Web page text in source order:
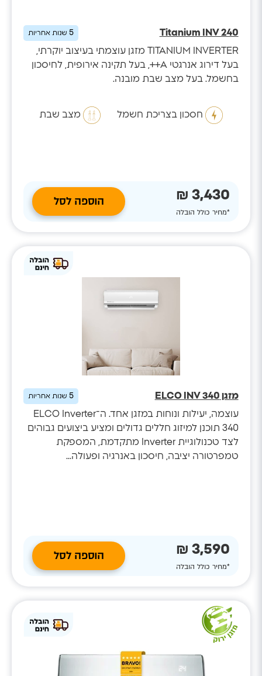
Titanium INV 240
5שנות אחריות
TITANIUM INVERTER מזגן עוצמתי בעיצוב יוקרתי,
בעל דירוג אנרגטי A++, בעל תקינה אירופית, לחיסכון
בחשמל. בעל מצב שבת מובנה.
חסכון בצריכת חשמל מצב שבת
3,430 ₪
*מחיר כולל הובלה
הוספה לסל
מזגן ELCO INV 340 5שנות אחריות
עוצמה, יעילות ונוחות במזגן אחד. ה־ELCO Inverter
340 תוכנן למיזוג חללים גדולים ומציע ביצועים גבוהים
לצד טכנולוגיית Inverter מתקדמת, המספקת
טמפרטורה יציבה, חיסכון באנרגיה ופעולה...
3,590 ₪
*מחיר כולל הובלה
הוספה לסל